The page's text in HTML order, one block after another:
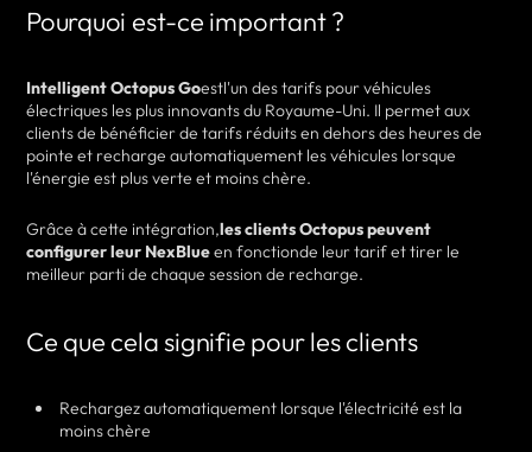
Pourquoi est-ce important ?
Intelligent Octopus Goestl'un des tarifs pour véhicules
électriques les plus innovants du Royaume-Uni. Il permet aux
clients de bénéficier de tarifs réduits en dehors des heures de
pointe et recharge automatiquement les véhicules lorsque
l'énergie est plus verte et moins chère.
Grâce à cette intégration,les clients Octopus peuvent
configurer leur NexBlueen fonctionde leur tarif et tirer le
meilleur parti de chaque session de recharge.
Ce que cela signifie pour les clients
Rechargez automatiquement lorsque l'électricité est la
moins chère